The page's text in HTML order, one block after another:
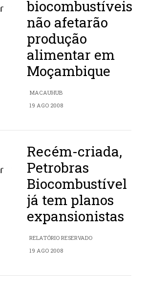
biocombustíveis
não afetarão
produção
alimentar em
Moçambique
MACAUHUB
19 AGO 2008
Recém-criada,
Petrobras
Biocombustível
já tem planos
expansionistas
RELATÓRIO RESERVADO
19 AGO 2008